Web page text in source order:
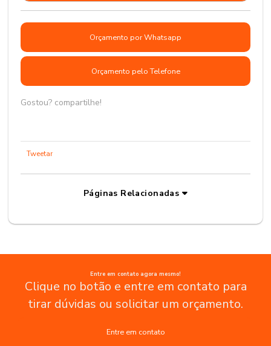
Orçamento por Whatsapp
Orçamento pelo Telefone
Gostou? compartilhe!
Tweetar
Páginas Relacionadas
Entre em contato agora mesmo!
Clique no botão e entre em contato para
tirar dúvidas ou solicitar um orçamento.
Entre em contato